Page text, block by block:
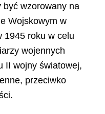
być wzorowany na
Wojskowym w
1945 roku w celu
wojennych
II wojny światowej,
przeciwko